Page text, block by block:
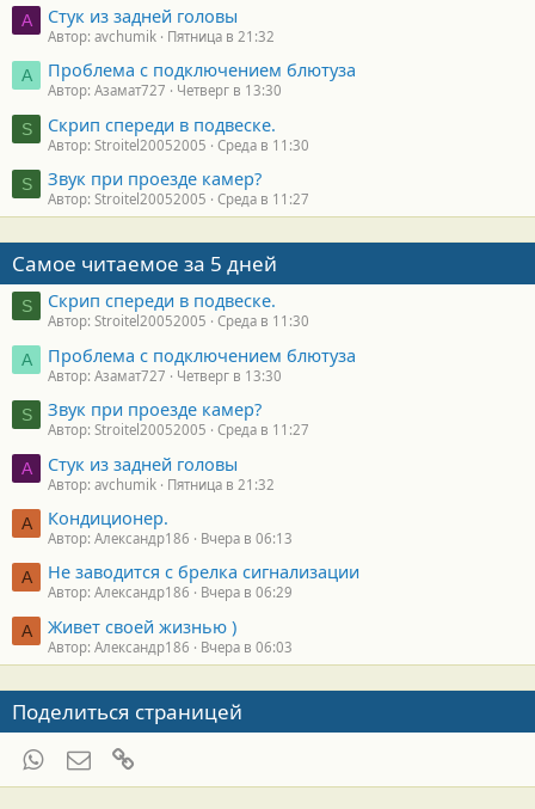
A Стук из задней головы
Автор: avchumik Пятница в 21:32
А Проблема с подключением блютуза
Автор: Азамат727 Четверг в 13:30
S Скрип спереди в подвеске.
Автор: Stroitel20052005 Среда в 11:30
S Звук при проезде камер?
Автор: Stroitel20052005 Среда в 11:27
Самое читаемое за 5 дней
S Скрип спереди в подвеске.
Автор: Stroitel20052005 Среда в 11:30
А Проблема с подключением блютуза
Автор: Азамат727 Четверг в 13:30
S Звук при проезде камер?
Автор: Stroitel20052005 Среда в 11:27
A Стук из задней головы
Автор: avchumik Пятница в 21:32
А Кондиционер.
Автор: Александр186 Вчера в 06:13
А Не заводится с брелка сигнализации
Автор: Александр186 Вчера в 06:29
А Живет своей жизнью )
Автор: Александр186 Вчера в 06:03
Поделиться страницей
WhatsAppЭлектронная почта